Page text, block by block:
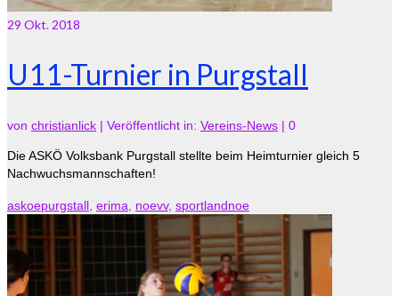
29 Okt. 2018
U11-Turnier in Purgstall
von christianlick | Veröffentlicht in: Vereins-News | 0
Die ASKÖ Volksbank Purgstall stellte beim Heimturnier gleich 5
Nachwuchsmannschaften!
askoepurgstall erima noevv, sportlandnoe